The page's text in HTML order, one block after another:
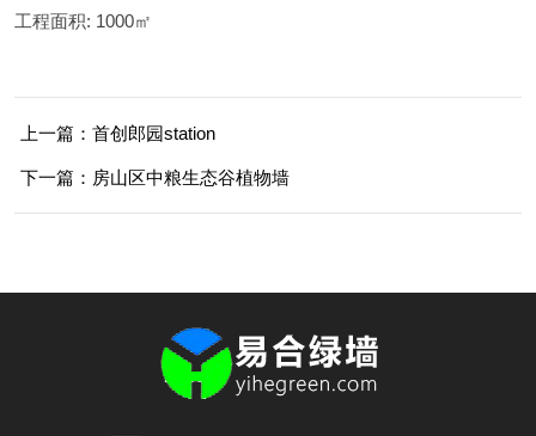
工程面积: 1000㎡
上一篇：首创郎园station
下一篇：房山区中粮生态谷植物墙